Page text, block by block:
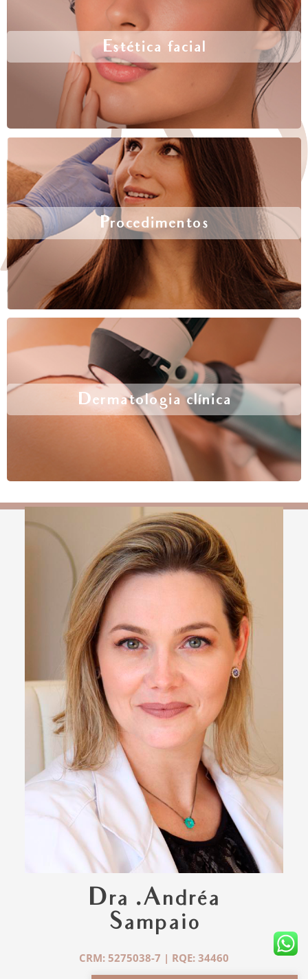
Estética facial
Procedimentos
Dermatologia clínica
Dra .Andréa
Sampaio
CRM: 5275038-7 | RQE: 34460